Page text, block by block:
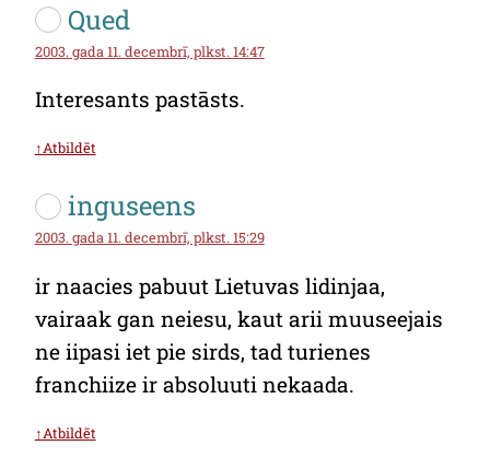
Qued
2003. gada 11. decembrī, plkst. 14:47
Interesants pastāsts.
↑Atbildēt
inguseens
2003. gada 11. decembrī, plkst. 15:29
ir naacies pabuut Lietuvas lidinjaa,
vairaak gan neiesu, kaut arii muuseejais
ne iipasi iet pie sirds, tad turienes
franchiize ir absoluuti nekaada.
↑Atbildēt